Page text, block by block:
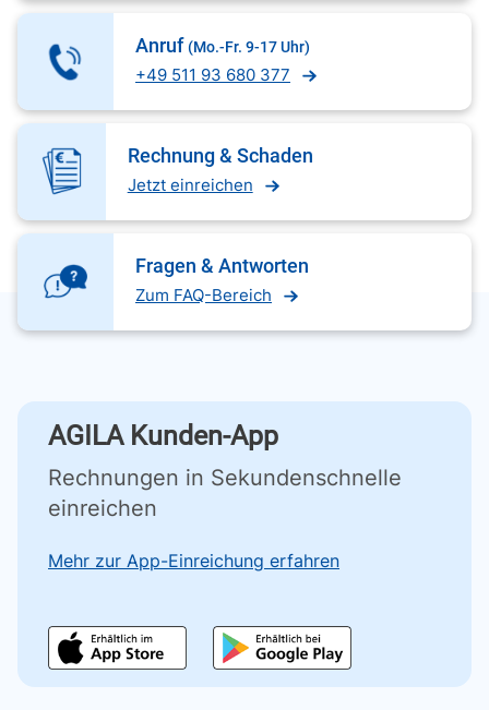
Anruf (Mo.-Fr. 9-17 Uhr)
+49 511 93 680 377
Rechnung & Schaden
Jetzt einreichen
Fragen & Antworten
Zum FAQ-Bereich
AGILA Kunden-App
Rechnungen in Sekundenschnelle
einreichen
Mehr zur App-Einreichung erfahren